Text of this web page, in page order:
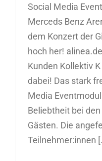
Social Media
Merceds Benz
dem Konzert der
hoch her!
Kunden Kollektiv
dabei! Das stark
Media
Beliebtheit bei
Gästen. Die
Teilnehmer:innen